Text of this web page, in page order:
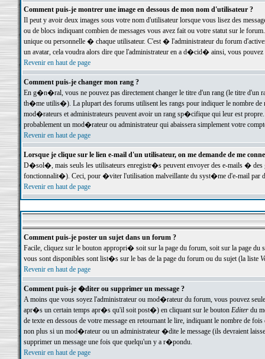
Comment puis-je montrer une image en dessous de mon nom d'utilisateur ?
Il peut y avoir deux images sous votre nom d'utilisateur lorsque vous lisez des
ou de blocs indiquant combien de messages vous avez fait ou votre statut sur le
unique ou personnelle � chaque utilisateur. C'est � l'administrateur du forum
un avatar, cela voudra alors dire que l'administrateur en a d�cid� ainsi, vous
Revenir en haut de page
Comment puis-je changer mon rang ?
En g�n�ral, vous ne pouvez pas directement changer le titre d'un rang (le titre d'un
th�me utilis�). La plupart des forums utilisent les rangs pour indiquer le nombre de
mod�rateurs et administrateurs peuvent avoir un rang sp�cifique qui leur est
probablement un mod�rateur ou administrateur qui abaissera simplement votre
Revenir en haut de page
Lorsque je clique sur le lien e-mail d'un utilisateur, on me demande de me
D�sol�, mais seuls les utilisateurs enregistr�s peuvent envoyer des e-mails �
fonctionnalit�). Ceci, pour �viter l'utilisation malveillante du syst�me d'e-mail par
Revenir en haut de page
Comment puis-je poster un sujet dans un forum ?
Facile, cliquez sur le bouton appropri� soit sur la page du forum, soit sur la page du
vous sont disponibles sont list�s sur le bas de la page du forum ou du sujet (la liste
Revenir en haut de page
Comment puis-je �diter ou supprimer un message ?
A moins que vous soyez l'administrateur ou mod�rateur du forum, vous pouvez
apr�s un certain temps apr�s qu'il soit post�) en cliquant sur le bouton Editerdu
de texte en dessous de votre message en retournant le lire, indiquant le nombre
non plus si un mod�rateur ou un administrateur �dite le message (ils devraient
supprimer un message une fois que quelqu'un y a r�pondu.
Revenir en haut de page